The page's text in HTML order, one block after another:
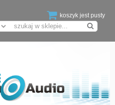
koszyk jest pusty